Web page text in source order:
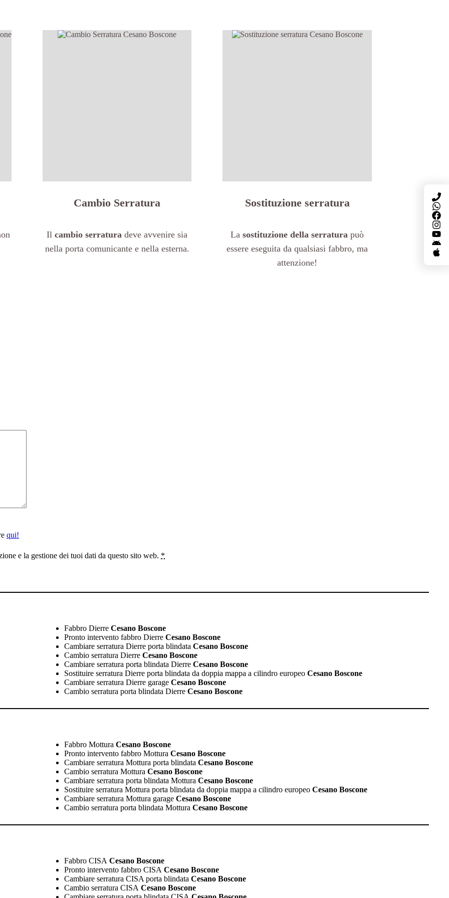
Cambio Serratura
Ilcambio serratura deve avvenire sia
nella porta comunicante e nella esterna.
Sostituzione serratura
Lasostituzione della serraturapuò
essere eseguita da qualsiasi fabbro, ma
attenzione!
qui!
e la gestione dei tuoi dati da questo sito web. *
Fabbro DierreCesano Boscone
Pronto intervento fabbro DierreCesano Boscone
Cambiare serratura Dierre porta blindata Cesano Boscone
Cambio serratura DierreCesano Boscone
Cambiare serratura porta blindata DierreCesano Boscone
Sostituire serratura Dierre porta blindata da doppia mappa a cilindro europeoCesano Boscone
Cambiare serratura Dierre garageCesano Boscone
Cambio serratura porta blindata DierreCesano Boscone
Fabbro Mottura Cesano Boscone
Pronto intervento fabbro Mottura Cesano Boscone
Cambiare serratura Mottura porta blindata Cesano Boscone
Cambio serratura Mottura Cesano Boscone
Cambiare serratura porta blindata Mottura Cesano Boscone
Sostituire serratura Mottura porta blindata da doppia mappa a cilindro europeoCesano Boscone
Cambiare serratura Mottura garageCesano Boscone
Cambio serratura porta blindata Mottura Cesano Boscone
Fabbro CISA Cesano Boscone
Pronto intervento fabbro CISA Cesano Boscone
Cambiare serratura CISA porta blindata Cesano Boscone
Cambio serratura CISA Cesano Boscone